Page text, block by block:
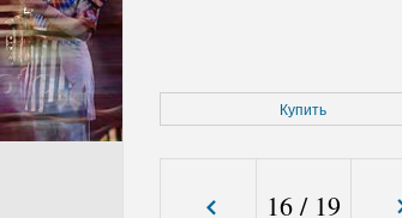
Купить
16/ 19